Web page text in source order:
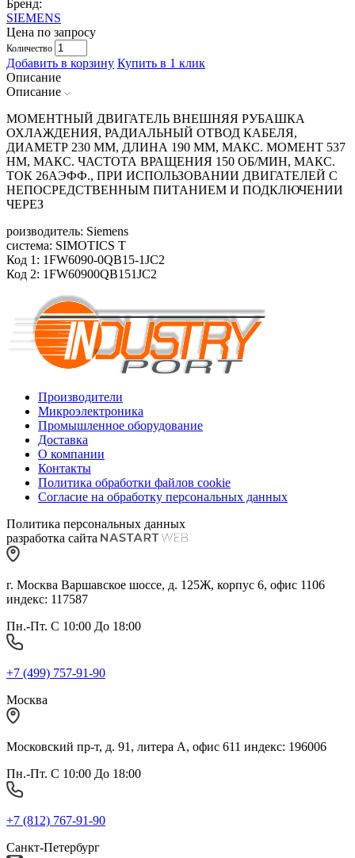
Бренд:
SIEMENS
Цена по запросу
Количество
Добавить в корзину Купить в 1 клик
Описание
Описание
МОМЕНТНЫЙ ДВИГАТЕЛЬ ВНЕШНЯЯ РУБАШКА
ОХЛАЖДЕНИЯ, РАДИАЛЬНЫЙ ОТВОД КАБЕЛЯ,
ДИАМЕТР 230 ММ, ДЛИНА 190 ММ, МАКС. МОМЕНТ 537
HM, МАКС. ЧАСТОТА ВРАЩЕНИЯ 150 ОБ/MИН, МАКС.
ТОК 26АЭФФ., ПРИ ИСПОЛЬЗОВАНИИ ДВИГАТЕЛЕЙ С
НЕПОСРЕДСТВЕННЫМ ПИТАНИЕМ И ПОДКЛЮЧЕНИИ
ЧЕРЕЗ
роизводитель: Siemens
система: SIMOTICS T
Код 1: 1FW6090-0QB15-1JC2
Код 2: 1FW60900QB151JC2
Производители
Микроэлектроника
Промышленное оборудование
Доставка
О компании
Контакты
Политика обработки файлов cookie
Согласие на обработку персональных данных
Политика персональных данных
разработка сайта
г. Москва Варшавское шоссе, д. 125Ж, корпус 6, офис 1106
индекс: 117587
Пн.-Пт. С 10:00 До 18:00
+7 (499) 757-91-90
Москва
Московский пр-т, д. 91, литера А, офис 611 индекс: 196006
Пн.-Пт. С 10:00 До 18:00
+7 (812) 767-91-90
Санкт-Петербург